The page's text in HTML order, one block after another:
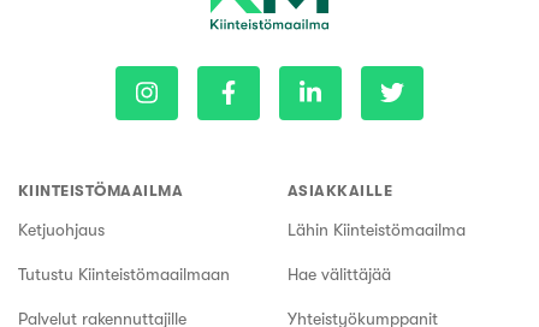
KIINTEISTÖMAAILMA
Ketjuohjaus
Tutustu Kiinteistömaailmaan
Palvelut rakennuttajille
ASIAKKAILLE
Lähin Kiinteistömaailma
Hae välittäjää
Yhteistyökumppanit